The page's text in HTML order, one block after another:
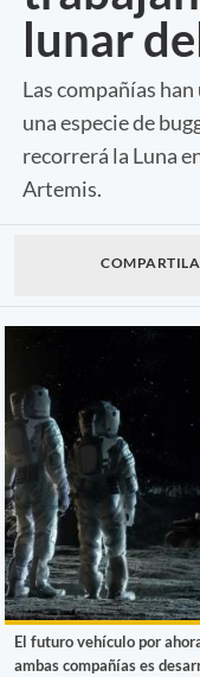
lunar
Las compañías
una especie de
recorrerá la Luna
Artemis.
COMPARTILA
El futuro vehículo por
ambas compañías es